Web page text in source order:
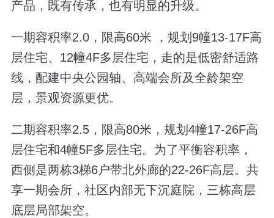
产品， 既有传承，也有明显的升级。
一期容积率2.0，限高60米 ，规划 9幢13-17F高
层住宅、 12幢4F多层住宅，走的是低密舒适路
线，配建中央公园轴、高端会所及全龄架空
层，景观资源更优。
二期容积率2.5，限高80米，规划 4幢17-26F高
层住宅和4幢5F多层住宅。为了平衡容积率，
西侧是两栋3梯6户带北外廊的22-26F高层。共
享一期会所，社区内部无下沉庭院，三栋高层
底层局部架空。